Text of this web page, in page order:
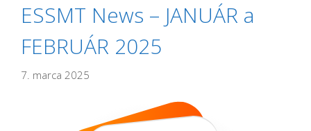
ESSMT News – JANUÁR a
FEBRUÁR 2025
7. marca 2025